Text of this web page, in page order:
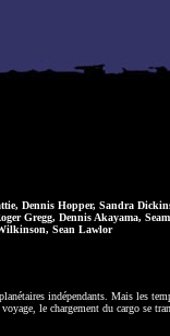
Dennis Hopper, Sandra
Gregg, Dennis Akayama,
Sean Lawlor
indépendants. Mais les
le chargement du cargo se